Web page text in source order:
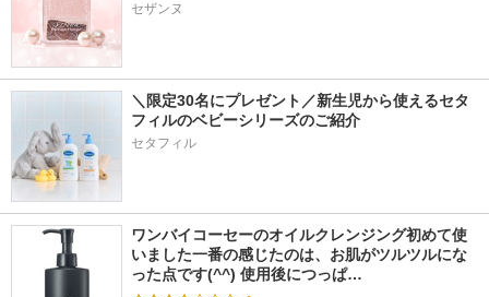
セザンヌ
＼限定30名にプレゼント／新生児から使えるセタ
フィルのベビーシリーズのご紹介
セタフィル
ワンバイコーセーのオイルクレンジング初めて使
いました一番の感じたのは、お肌がツルツルにな
った点です(^^) 使用後につっぱ…